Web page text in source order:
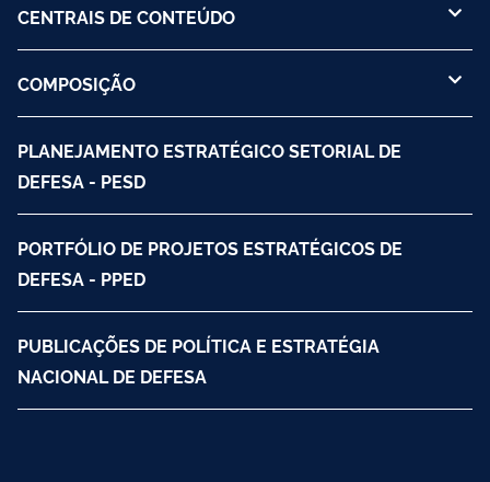
CENTRAIS DE CONTEÚDO
COMPOSIÇÃO
PLANEJAMENTO ESTRATÉGICO SETORIAL DE
DEFESA - PESD
PORTFÓLIO DE PROJETOS ESTRATÉGICOS DE
DEFESA - PPED
PUBLICAÇÕES DE POLÍTICA E ESTRATÉGIA
NACIONAL DE DEFESA